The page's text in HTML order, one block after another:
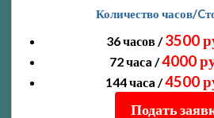
Количество часов/
36 часов /3500
72 часa /4000
144 часa /4500
Подать